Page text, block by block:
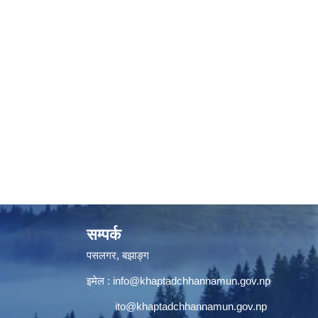
सम्पर्क
पसलगर, बझाङ्ग
इमेल : info@khaptadchhannamun.gov.np
ito@khaptadchhannamun.gov.np